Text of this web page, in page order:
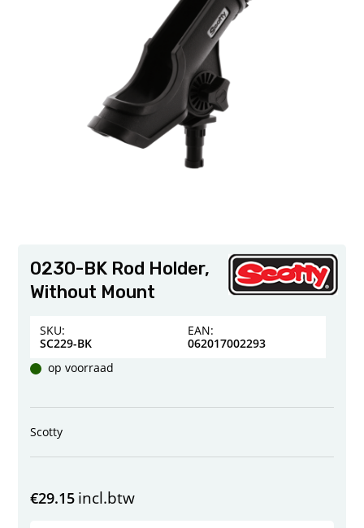
0230-BK Rod Holder,
Without Mount
SKU:
SC229-BK
EAN:
062017002293
op voorraad
Scotty
€29.15 incl.btw